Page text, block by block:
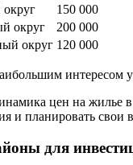
150 000
округ
200 000
округ 120 000
интересом
цен на жилье
и планировать
для